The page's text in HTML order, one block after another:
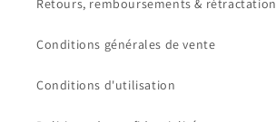
Retours, remboursements & rétractation
Conditions générales de vente
Conditions d'utilisation